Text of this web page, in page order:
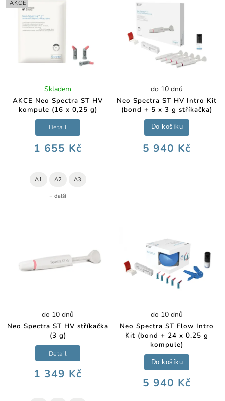
AKCE
AKCE Neo Spectra ST HV
kompule (16 x 0,25 g)
Skladem
1 655 Kč
Detail
A1 A2 A3
+ další
Neo Spectra ST HV Intro Kit
(bond + 5 x 3 g stříkačka)
do 10 dnů
5 940 Kč
Do košíku
Neo Spectra ST HV stříkačka
(3 g)
do 10 dnů
1 349 Kč
Detail
Neo Spectra ST Flow Intro
Kit (bond + 24 x 0,25 g
kompule)
do 10 dnů
5 940 Kč
Do košíku